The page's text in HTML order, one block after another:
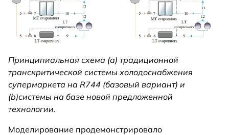
Принципиальная схема (а) традиционной
транскритической системы холодоснабжения
супермаркета на R744 (базовый вариант) и
(b)системы на базе новой предложенной
технологии.
Моделирование продемонстрировало